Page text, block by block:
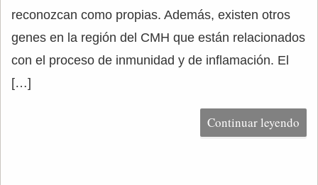
reconozcan como propias. Además, existen otros
genes en la región del CMH que están relacionados
con el proceso de inmunidad y de inflamación. El
[…]
Continuar leyendo